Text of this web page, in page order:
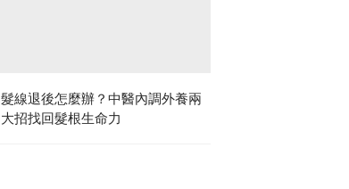
髮線退後怎麼辦？中醫內調外養兩
大招找回髮根生命力